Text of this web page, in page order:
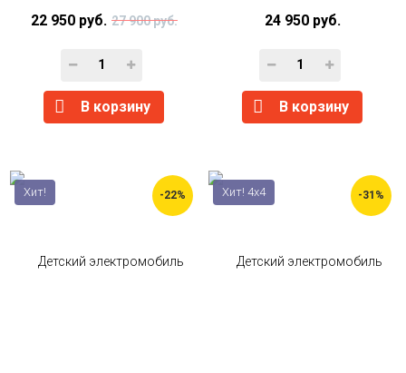
22 950 руб. 27 900 руб.
В корзину
24 950 руб.
В корзину
Хит! -22% Хит! 4x4 -31%